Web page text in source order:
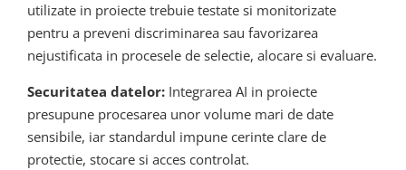
utilizate in proiecte trebuie testate si monitorizate
pentru a preveni discriminarea sau favorizarea
nejustificata in procesele de selectie, alocare si evaluare.
Securitatea datelor: Integrarea AI in proiecte
presupune procesarea unor volume mari de date
sensibile, iar standardul impune cerinte clare de
protectie, stocare si acces controlat.